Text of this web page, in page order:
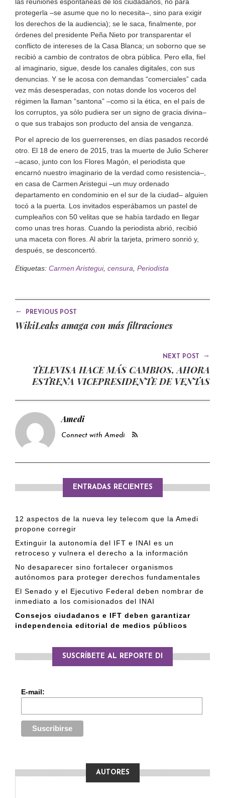
las reuniones espontáneas de los ciudadanos, no para
protegerla –se asume que no lo necesita–, sino para exigir
los derechos de la audiencia); se le saca, finalmente, por
órdenes del presidente Peña Nieto por transparentar el
conflicto de intereses de la Casa Blanca; un soborno que se
recibió a cambio de contratos de obra pública. Pero ella, fiel
al imaginario, sigue, desde los canales digitales, con sus
denuncias. Y se le acosa con demandas “comerciales” cada
vez más desesperadas, con notas donde los voceros del
régimen la llaman “santona” –como si la ética, en el país de
los corruptos, ya sólo pudiera ser un signo de gracia divina–
o que sus trabajos son producto del ansia de venganza.
Por el aprecio de los guerrerenses, en días pasados recordé
otro. El 18 de enero de 2015, tras la muerte de Julio Scherer
–acaso, junto con los Flores Magón, el periodista que
encarnó nuestro imaginario de la verdad como resistencia–,
en casa de Carmen Aristegui –un muy ordenado
departamento en condominio en el sur de la ciudad– alguien
tocó a la puerta. Los invitados esperábamos un pastel de
cumpleaños con 50 velitas que se había tardado en llegar
como unas tres horas. Cuando la periodista abrió, recibió
una maceta con flores. Al abrir la tarjeta, primero sonrió y,
después, se desconcertó.
Etiquetas: Carmen Aristegui, censura, Periodista
← PREVIOUS POST
WikiLeaks amaga con más filtraciones
NEXT POST →
TELEVISA HACE MÁS CAMBIOS, AHORA
ESTRENA VICEPRESIDENTE DE VENTAS
Amedi
Connect with Amedi
ENTRADAS RECIENTES
12 aspectos de la nueva ley telecom que la Amedi
propone corregir
Extinguir la autonomía del IFT e INAI es un
retroceso y vulnera el derecho a la información
No desaparecer sino fortalecer organismos
autónomos para proteger derechos fundamentales
El Senado y el Ejecutivo Federal deben nombrar de
inmediato a los comisionados del INAI
Consejos ciudadanos e IFT deben garantizar
independencia editorial de medios públicos
SUSCRÍBETE AL REPORTE DI
E-mail:
AUTORES